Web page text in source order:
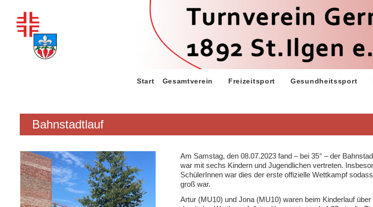
springen
Start Gesamtverein Freizeitsport Gesundheitssport
Bahnstadtlauf
Am Samstag, den 08.07.2023 fand – bei 35° – der
war mit sechs Kindern und Jugendlichen vertreten.
SchülerInnen war dies der erste offizielle Wettkampf
groß war.
Artur (MU10) und Jona (MU10) waren beim Kinderlauf